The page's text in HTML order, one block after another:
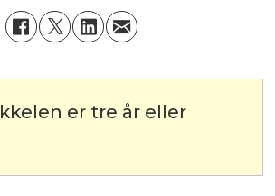
er tre år eller